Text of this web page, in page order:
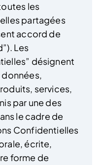
les
partagées
accord de
Les
désignent
services,
par une des
le cadre de
Confidentielles
écrite,
forme de